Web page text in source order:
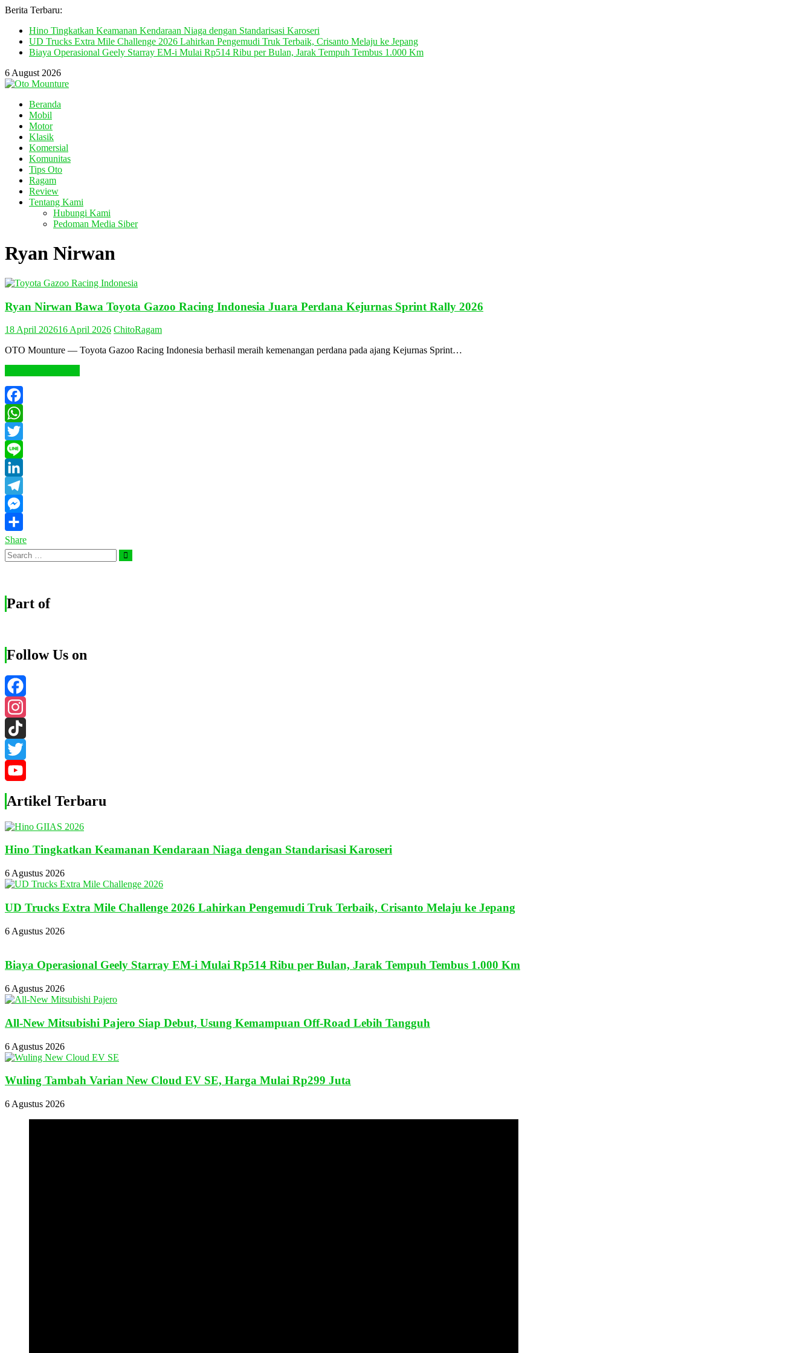
Berita Terbaru:
Hino Tingkatkan Keamanan Kendaraan Niaga dengan Standarisasi Karoseri
UD Trucks Extra Mile Challenge 2026 Lahirkan Pengemudi Truk Terbaik, Crisanto Melaju ke Jepang
Biaya Operasional Geely Starray EM-i Mulai Rp514 Ribu per Bulan, Jarak Tempuh Tembus 1.000 Km
6 August 2026
Beranda
Mobil
Motor
Klasik
Komersial
Komunitas
Tips Oto
Ragam
Review
Tentang Kami
Hubungi Kami
Pedoman Media Siber
Ryan Nirwan
Ryan Nirwan Bawa Toyota Gazoo Racing Indonesia Juara Perdana Kejurnas Sprint Rally 2026
18 April 202616 April 2026 ChitoRagam
OTO Mounture — Toyota Gazoo Racing Indonesia berhasil meraih kemenangan perdana pada ajang Kejurnas Sprint…
Facebook
WhatsApp
Twitter
Line
LinkedIn
Telegram
Messenger
Share
Search
for:
Search
Part of
Follow Us on
Facebook
Instagram
TikTok
Twitter
YouTube
Channel
Artikel Terbaru
Hino Tingkatkan Keamanan Kendaraan Niaga dengan Standarisasi Karoseri
6 Agustus 2026
UD Trucks Extra Mile Challenge 2026 Lahirkan Pengemudi Truk Terbaik, Crisanto Melaju ke Jepang
6 Agustus 2026
Biaya Operasional Geely Starray EM-i Mulai Rp514 Ribu per Bulan, Jarak Tempuh Tembus 1.000 Km
6 Agustus 2026
All-New Mitsubishi Pajero Siap Debut, Usung Kemampuan Off-Road Lebih Tangguh
6 Agustus 2026
Wuling Tambah Varian New Cloud EV SE, Harga Mulai Rp299 Juta
6 Agustus 2026